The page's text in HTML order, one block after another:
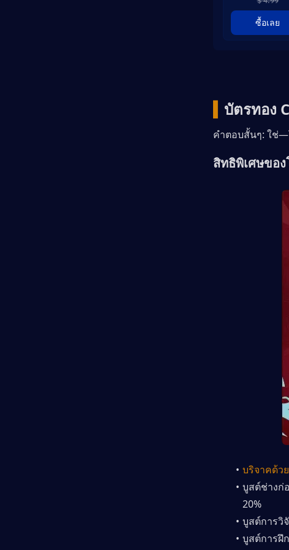
ซื้อเลย
บัตรทอง
คำตอบสั้นๆ: ใช่—
สิทธิพิเศษขอ
บริจาคด้ว
บูสต์ช่างก่
20%
บูสต์การวิ
บูสต์การฝึ